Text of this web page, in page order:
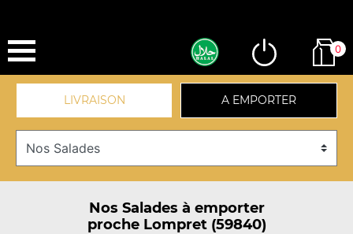
0
LIVRAISON A EMPORTER
Nos Salades à emporter
proche Lompret (59840)